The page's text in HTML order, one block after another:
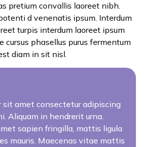
pretium convallis laoreet nibh.
d venenatis ipsum. Interdum
turpis interdum laoreet ipsum
cursus phasellus purus fermentum
diam in sit nisl.
sit amet consectetur adipiscing
Aliquam in hendrerit urna.
sapien fringilla, mattis ligula
mauris. Maecenas vitae mattis